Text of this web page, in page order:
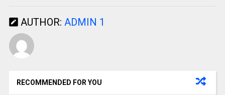
AUTHOR: ADMIN 1
RECOMMENDED FOR YOU